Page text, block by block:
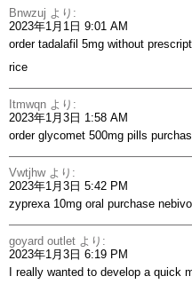
Bnwzuj より:
2023年1月1日 9:01 AM
order tadalafil 5mg without
rice
Itmwqn より:
2023年1月3日 1:58 AM
order glycomet 500mg pills
Vwtjhw より:
2023年1月3日 5:42 PM
zyprexa 10mg oral purchase
goyard outlet より:
2023年1月3日 6:19 PM
I really wanted to develop a quick